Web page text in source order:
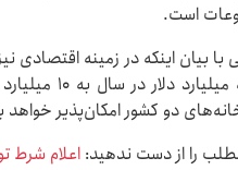
است.
با بیان اینکه در زمینه
از سه
دو کشور امکان‌پذیر خواهد
را از دست ندهید: اعلام شرط